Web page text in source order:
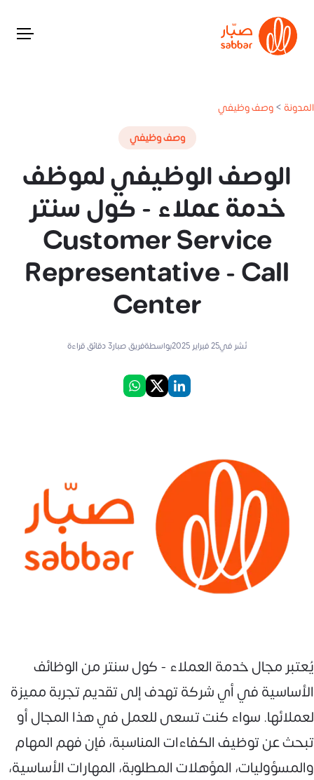
المدونة>وصف وظيفي
وصف وظيفي
الوصف الوظيفي لموظف
خدمة عملاء - كول سنتر
Customer Service
Representative - Call
Center
نُشر في25 فبراير 2025 بواسطةفريق صبار3دقائق قراءة
يُعتبر مجال خدمة العملاء - كول سنتر من الوظائف
الأساسية في أي شركة تهدف إلى تقديم تجربة مميزة
لعملائها. سواء كنت تسعى للعمل في هذا المجال أو
تبحث عن توظيف الكفاءات المناسبة، فإن فهم المهام
والمسؤوليات، المؤهلات المطلوبة، المهارات الأساسية،